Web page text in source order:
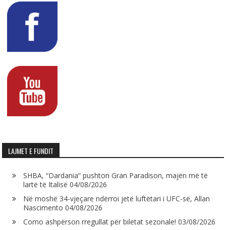
LAJMET E FUNDIT
SHBA, “Dardania” pushton Gran Paradison, majën më të
lartë të Italisë 04/08/2026
Në moshë 34-vjeçare ndërroi jetë luftëtari i UFC-së, Allan
Nascimento 04/08/2026
Como ashpërson rregullat për biletat sezonale! 03/08/2026